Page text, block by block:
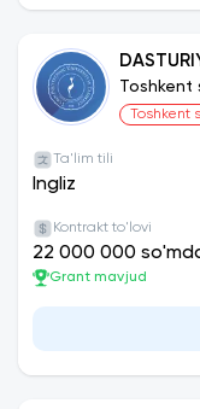
Toshkent
Toshkent
Ta'lim tili
Ingliz
Kontrakt to'lovi
22 000 000
Grant mavjud